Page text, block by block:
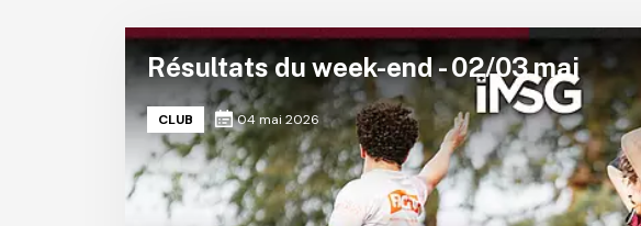
Résultats du week-end - 02/03 mai
CLUB 04 mai 2026